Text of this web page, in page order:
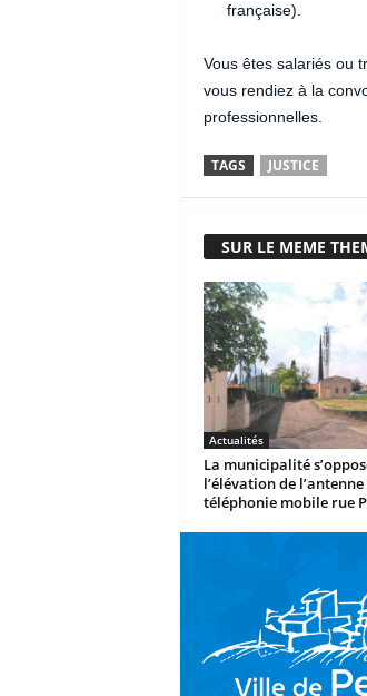
française).
Vous êtes salariés ou
vous rendiez à la
professionnelles.
TAGS JUSTICE
SUR LE MEME
Actualités
La municipalité
l’élévation de l’antenne
téléphonie mobile rue